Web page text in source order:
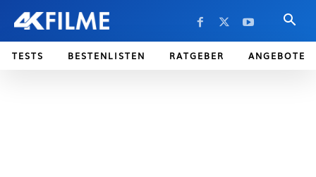
TESTS BESTENLISTEN RATGEBER ANGEBOTE